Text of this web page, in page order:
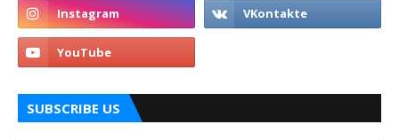
SUBSCRIBE US